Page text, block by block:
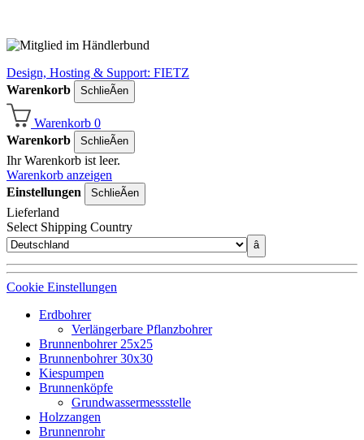
Design, Hosting & Support: FIETZ
Warenkorb
SchlieÃen
Warenkorb 0
Warenkorb
SchlieÃen
Ihr Warenkorb ist leer.
Warenkorb anzeigen
Einstellungen
SchlieÃen
Lieferland
Select Shipping Country
â
Cookie Einstellungen
Erdbohrer
Verlängerbare Pflanzbohrer
Brunnenbohrer 25x25
Brunnenbohrer 30x30
Kiespumpen
Brunnenköpfe
Grundwassermessstelle
Holzzangen
Brunnenrohr